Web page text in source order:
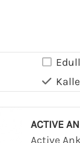
ACTIVE
Active